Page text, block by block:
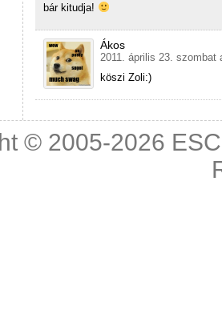
bár kitudja!
Ákos
2011. április 23. szombat
köszi Zoli:)
© 2005-2026